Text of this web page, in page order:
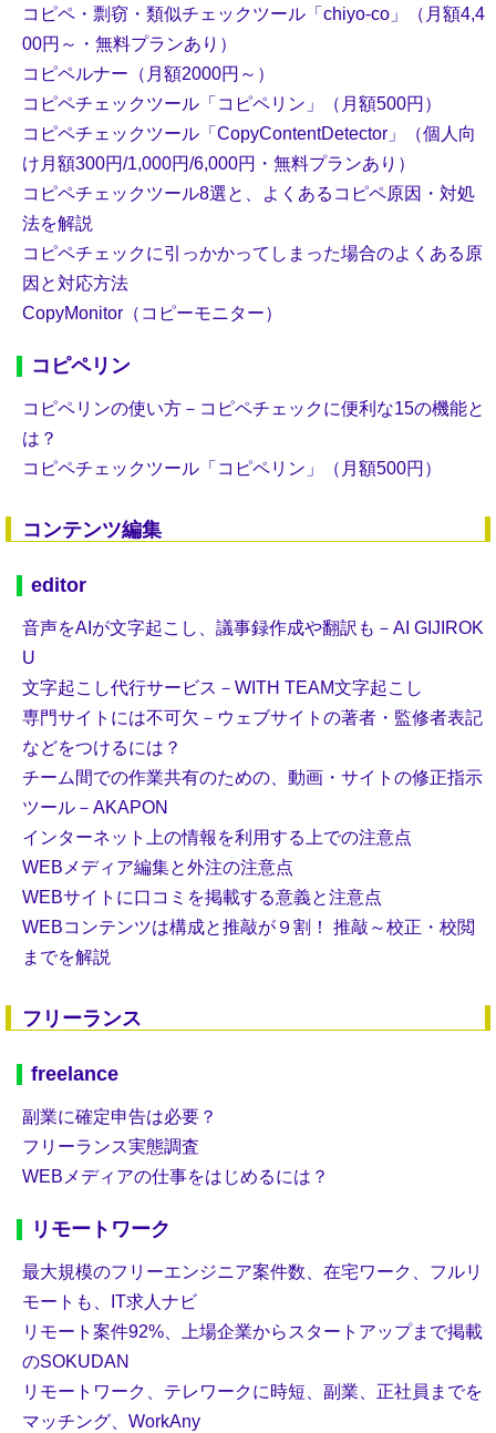
コピペ・剽窃・類似チェックツール「chiyo-co」（月額4,4
00円～・無料プランあり）
コピペルナー（月額2000円～）
コピペチェックツール「コピペリン」（月額500円）
コピペチェックツール「CopyContentDetector」（個人向
け月額300円/1,000円/6,000円・無料プランあり）
コピペチェックツール8選と、よくあるコピペ原因・対処
法を解説
コピペチェックに引っかかってしまった場合のよくある原
因と対応方法
CopyMonitor（コピーモニター）
コピペリン
コピペリンの使い方－コピペチェックに便利な15の機能と
は？
コピペチェックツール「コピペリン」（月額500円）
コンテンツ編集
editor
音声をAIが文字起こし、議事録作成や翻訳も－AI GIJIROK
U
文字起こし代行サービス－WITH TEAM文字起こし
専門サイトには不可欠－ウェブサイトの著者・監修者表記
などをつけるには？
チーム間での作業共有のための、動画・サイトの修正指示
ツール－AKAPON
インターネット上の情報を利用する上での注意点
WEBメディア編集と外注の注意点
WEBサイトに口コミを掲載する意義と注意点
WEBコンテンツは構成と推敲が９割！ 推敲～校正・校閲
までを解説
フリーランス
freelance
副業に確定申告は必要？
フリーランス実態調査
WEBメディアの仕事をはじめるには？
リモートワーク
最大規模のフリーエンジニア案件数、在宅ワーク、フルリ
モートも、IT求人ナビ
リモート案件92%、上場企業からスタートアップまで掲載
のSOKUDAN
リモートワーク、テレワークに時短、副業、正社員までを
マッチング、WorkAny